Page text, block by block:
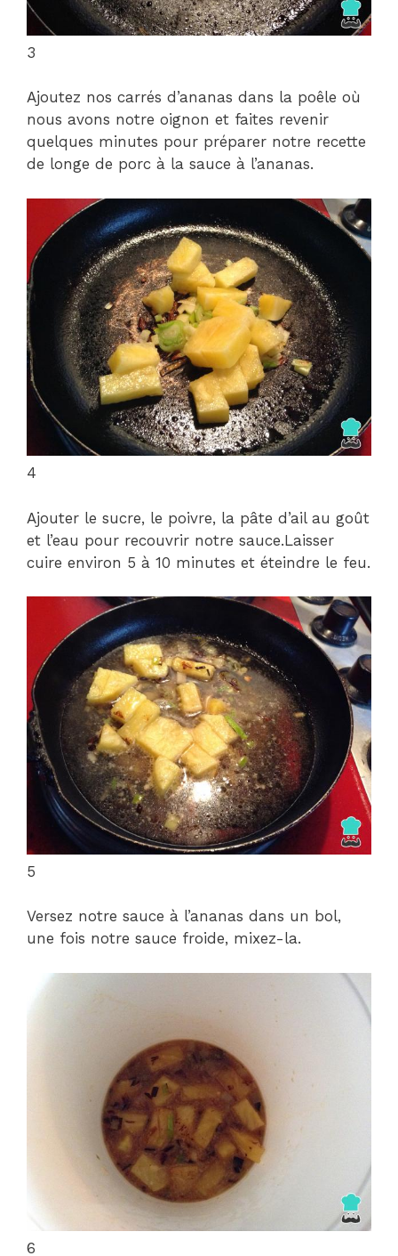
3
Ajoutez nos carrés d’ananas dans la poêle où
nous avons notre oignon et faites revenir
quelques minutes pour préparer notre recette
de longe de porc à la sauce à l’ananas.
4
Ajouter le sucre, le poivre, la pâte d’ail au goût
et l’eau pour recouvrir notre sauce.Laisser
cuire environ 5 à 10 minutes et éteindre le feu.
5
Versez notre sauce à l’ananas dans un bol,
une fois notre sauce froide, mixez-la.
6